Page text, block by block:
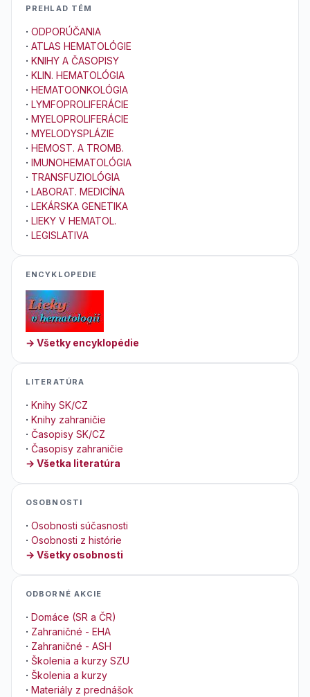
PREHLAD TÉM
· ODPORÚČANIA
· ATLAS HEMATOLÓGIE
· KNIHY A ČASOPISY
· KLIN. HEMATOLÓGIA
· HEMATOONKOLÓGIA
· LYMFOPROLIFERÁCIE
· MYELOPROLIFERÁCIE
· MYELODYSPLÁZIE
· HEMOST. A TROMB.
· IMUNOHEMATOLÓGIA
· TRANSFUZIOLÓGIA
· LABORAT. MEDICÍNA
· LEKÁRSKA GENETIKA
· LIEKY V HEMATOL.
· LEGISLATIVA
ENCYKLOPEDIE
→ Všetky encyklopédie
LITERATÚRA
· Knihy SK/CZ
· Knihy zahraničie
· Časopisy SK/CZ
· Časopisy zahraničie
→ Všetka literatúra
OSOBNOSTI
· Osobnosti súčasnosti
· Osobnosti z histórie
→ Všetky osobnosti
ODBORNÉ AKCIE
· Domáce (SR a ČR)
· Zahraničné - EHA
· Zahraničné - ASH
· Školenia a kurzy SZU
· Školenia a kurzy
· Materiály z prednášok